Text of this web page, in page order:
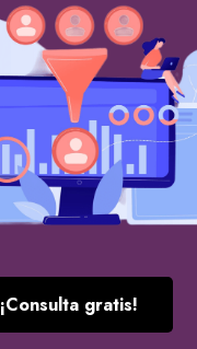
¡Consulta gratis!